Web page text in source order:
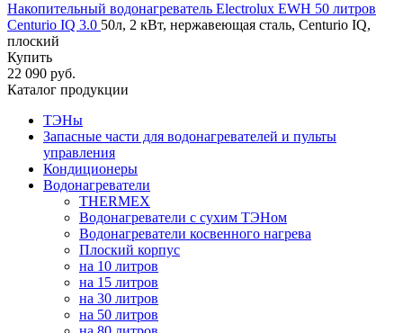
Накопительный водонагреватель Electrolux EWH 50 литров
Centurio IQ 3.0 50л, 2 кВт, нержавеющая сталь, Centurio IQ,
плоский
Купить
22 090 руб.
Каталог продукции
ТЭНы
Запасные части для водонагревателей и пульты
управления
Кондиционеры
Водонагреватели
THERMEX
Водонагреватели с сухим ТЭНом
Водонагреватели косвенного нагрева
Плоский корпус
на 10 литров
на 15 литров
на 30 литров
на 50 литров